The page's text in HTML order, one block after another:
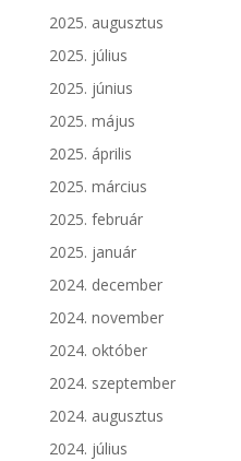
2025. augusztus
2025. július
2025. június
2025. május
2025. április
2025. március
2025. február
2025. január
2024. december
2024. november
2024. október
2024. szeptember
2024. augusztus
2024. július